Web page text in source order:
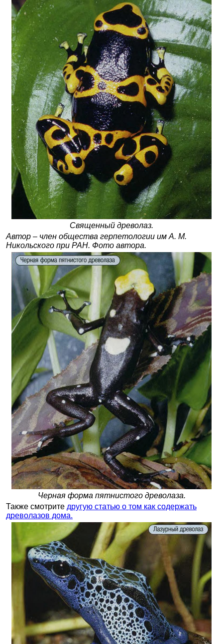
Священный древолаз.
Автор – член общества герпетологии им А. М.
Никольского при РАН. Фото автора.
Черная форма пятнистого древолаза.
Также смотрите другую статью о том как содержать
древолазов дома.